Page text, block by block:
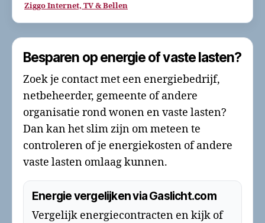
Ziggo Internet, TV & Bellen
Besparen op energie of vaste lasten?
Zoek je contact met een energiebedrijf,
netbeheerder, gemeente of andere
organisatie rond wonen en vaste lasten?
Dan kan het slim zijn om meteen te
controleren of je energiekosten of andere
vaste lasten omlaag kunnen.
Energie vergelijken via Gaslicht.com
Vergelijk energiecontracten en kijk of